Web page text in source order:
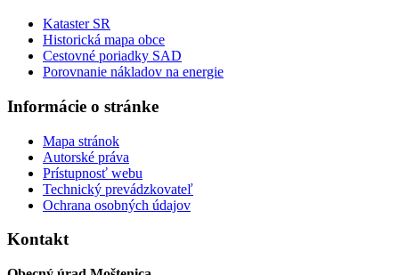
Kataster SR
Historická mapa obce
Cestovné poriadky SAD
Porovnanie nákladov na energie
Informácie o stránke
Mapa stránok
Autorské práva
Prístupnosť webu
Technický prevádzkovateľ
Ochrana osobných údajov
Kontakt